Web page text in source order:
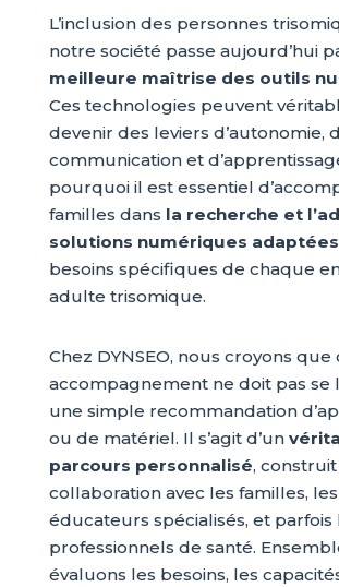
L’inclusion des personnes
notre société passe aujourd’hui
meilleure maîtrise des outils
Ces technologies peuvent
devenir des leviers d’autonomie,
communication et
pourquoi il est essentiel
familles dans la recherche et
solutions numériques adaptées
besoins spécifiques de chaque
adulte trisomique.
Chez DYNSEO, nous croyons que
accompagnement ne doit pas se
une simple recommandation
ou de matériel. Il s’agit d’un
parcours personnalisé,
collaboration avec les familles, les
éducateurs spécialisés, et parfois
professionnels de santé.
évaluons les besoins, les